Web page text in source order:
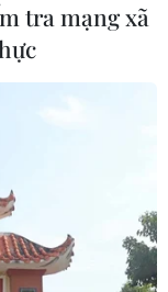
tra mạng xã